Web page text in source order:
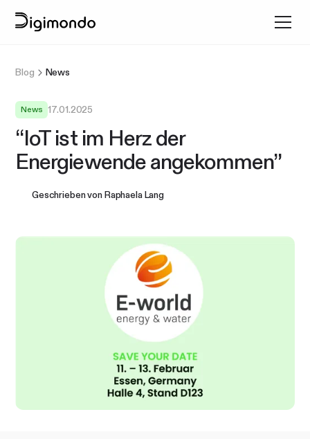
Blog News
News 17.01.2025
“IoT ist im Herz der
Energiewende angekommen”
Geschrieben vonRaphaela Lang